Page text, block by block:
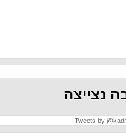
נצייצה
Tweets by